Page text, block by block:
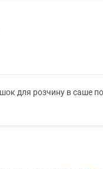
для розчину в саше